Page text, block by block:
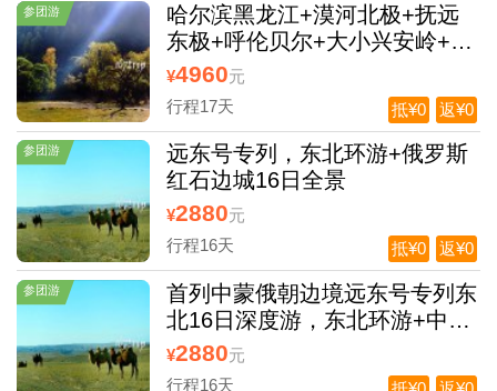
参团游
哈尔滨黑龙江+漠河北极+抚远
东极+呼伦贝尔+大小兴安岭+醉
美 G331国境线+北大荒双卧17
日游
¥4960元
行程17天
返¥0
抵¥0
参团游
远东号专列，东北环游+俄罗斯
红石边城16日全景
¥2880元
行程16天
返¥0
抵¥0
参团游
首列中蒙俄朝边境远东号专列东
北16日深度游，东北环游+中蒙
俄朝四国边境全景
¥2880元
行程16天